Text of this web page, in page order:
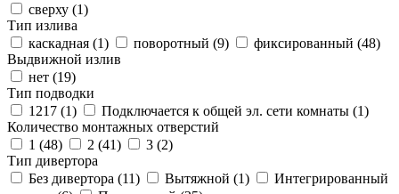
сверху (1)
Тип излива
каскадная (1) поворотный (9) фиксированный (48)
Выдвижной излив
нет (19)
Тип подводки
1217 (1) Подключается к общей эл. сети комнаты (1)
Количество монтажных отверстий
1 (48) 2 (41) 3 (2)
Тип дивертора
Без дивертора (11) Вытяжной (1)
Интегрированный